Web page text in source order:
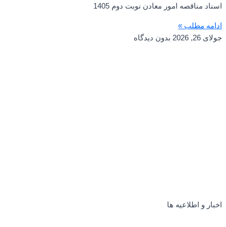
اسناد مناقصه امور معادن نوبت دوم 1405
ادامه مطلب »
جولای 26, 2026
بدون دیدگاه
اخبار و اطلاعیه ها